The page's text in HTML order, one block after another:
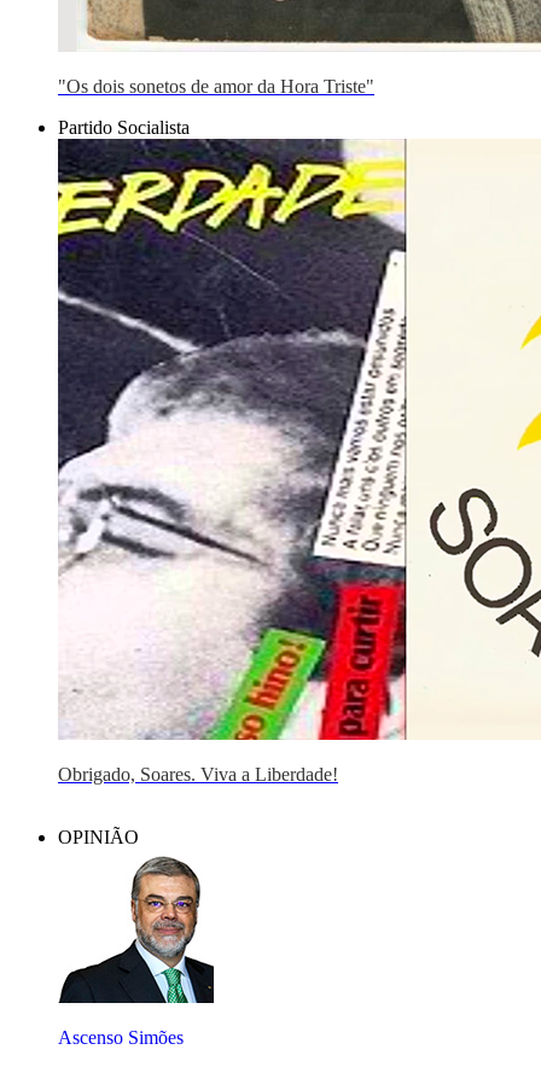
"Os dois sonetos de amor da Hora Triste"
Partido Socialista
Obrigado, Soares. Viva a Liberdade!
OPINIÃO
Ascenso Simões